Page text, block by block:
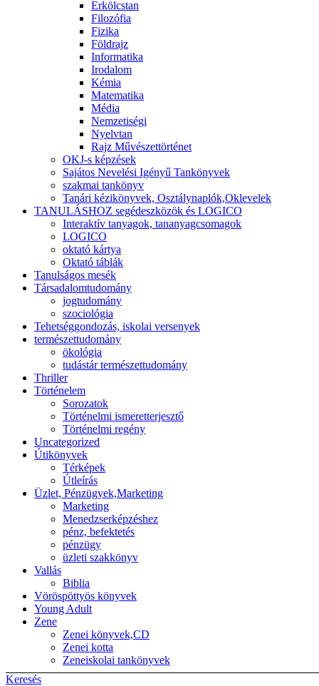
Keresés
Erkölcstan
Filozófia
Fizika
Földrajz
Informatika
Irodalom
Kémia
Matematika
Média
Nemzetiségi
Nyelvtan
Rajz Művészettörténet
OKJ-s képzések
Sajátos Nevelési Igényű Tankönyvek
szakmai tankönyv
Tanári kézikönyvek, Osztálynaplók,Oklevelek
TANULÁSHOZ segédeszközök és LOGICO
Interaktív tanyagok, tananyagcsomagok
LOGICO
oktató kártya
Oktató táblák
Tanulságos mesék
Társadalomtudomány
jogtudomány
szociológia
Tehetséggondozás, iskolai versenyek
természettudomány
ökológia
tudástár természettudomány
Thriller
Történelem
Sorozatok
Történelmi ismeretterjesztő
Történelmi regény
Uncategorized
Útikönyvek
Térképek
Útleírás
Üzlet, Pénzügyek,Marketing
Marketing
Menedzserképzéshez
pénz, befektetés
pénzügy
üzleti szakkönyv
Vallás
Biblia
Vöröspöttyös könyvek
Young Adult
Zene
Zenei könyvek,CD
Zenei kotta
Zeneiskolai tankönyvek